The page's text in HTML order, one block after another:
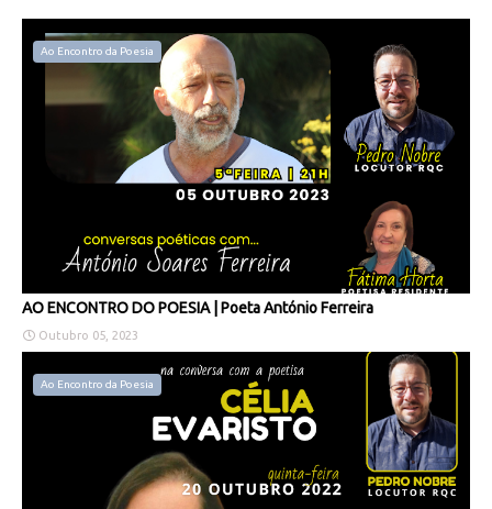
Ao Encontro da Poesia
AO ENCONTRO DO POESIA | Poeta António Ferreira
Outubro 05, 2023
Ao Encontro da Poesia